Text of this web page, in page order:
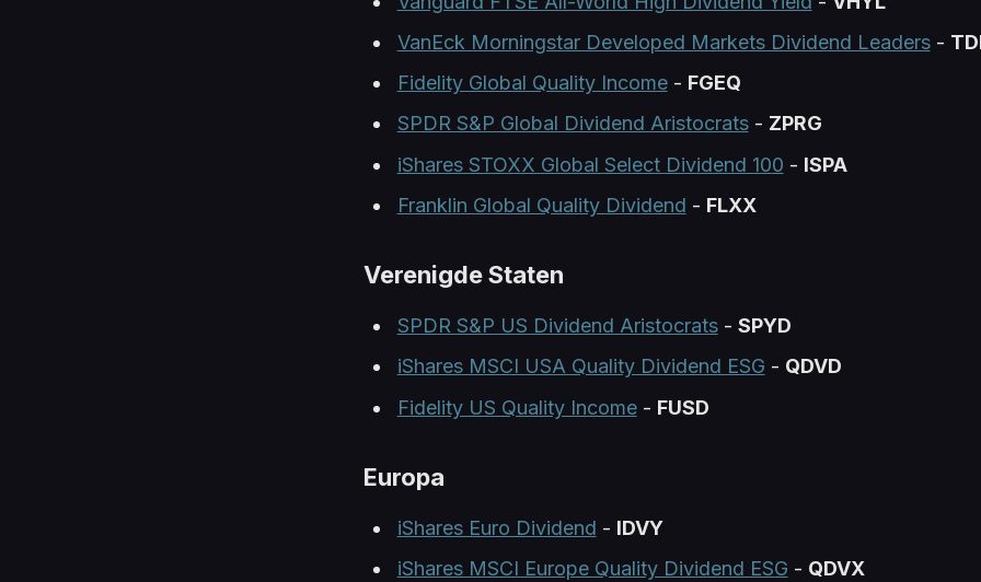
VanEck Morningstar Developed Markets Dividend Leaders-
Fidelity Global Quality Income- FGEQ
SPDR S&P Global Dividend Aristocrats- ZPRG
iShares STOXX Global Select Dividend 100 - ISPA
Franklin Global Quality Dividend - FLXX
Verenigde Staten
SPDR S&P US Dividend Aristocrats- SPYD
iShares MSCI USA Quality Dividend ESG - QDVD
Fidelity US Quality Income- FUSD
Europa
iShares Euro Dividend - IDVY
iShares MSCI Europe Quality Dividend ESG - QDVX